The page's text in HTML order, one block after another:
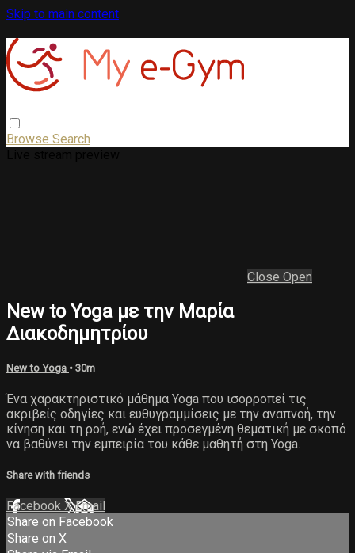
Skip to main content
Browse Search
Close Open
New to Yoga με την Μαρία
Διακοδημητρίου
New to Yoga • 30m
Ένα χαρακτηριστικό μάθημα Yoga που ισορροπεί τις
ακριβείς οδηγίες και ευθυγραμμίσεις με την αναπνοή, την
κίνηση και τη ροή, ενώ έχει προσεγμένη θεματική με σκοπό
να βαθύνει την εμπειρία του κάθε μαθητή στη Yoga.
Share with friends
Facebook XEmail
Share on Facebook
Share on X